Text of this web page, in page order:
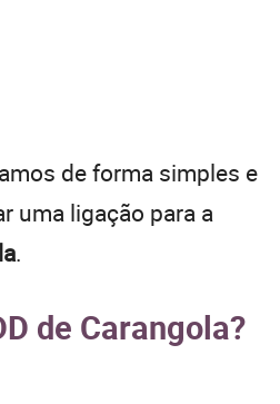
de forma simples e
uma ligação para a
.
de Carangola?